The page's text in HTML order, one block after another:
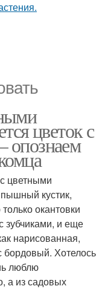
цветок с
опознаем
цветными
кустик,
окантовки
зубчиками, и еще
нарисованная,
бордовый. Хотелось
люблю
а из садовых